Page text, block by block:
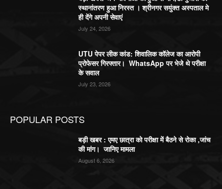
स्थानांतरण हुआ निरस्त । श्रीनगर सयुंक्त अस्पताल मे
ही देंगे अपनी सेवाएं
July 24, 2026
UTU पेपर लीक कांड: शिवालिक कॉलेज का आरोपी
प्रोफेसर गिरफ्तार। WhatsApp पर भेजे थे परीक्षा
के सवाल
July 23, 2026
POPULAR POSTS
बड़ी खबर : एमए छात्रा को परीक्षा में बैठने से रोका ,जांच
की मांग। जानिए मामला
August 6, 2026